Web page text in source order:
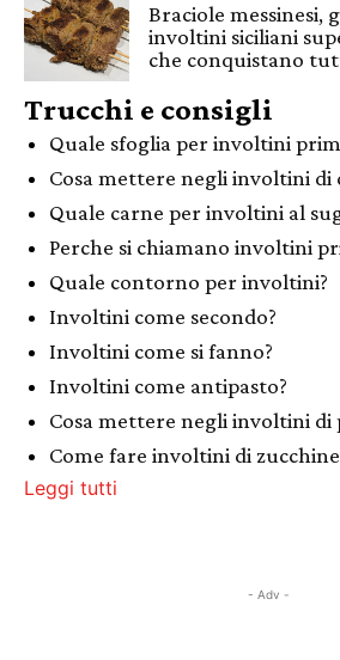
Braciole messinesi,
involtini siciliani
che conquistano
Trucchi e consigli
Quale sfoglia per involtini
Cosa mettere negli involtini di
Quale carne per involtini al
Perche si chiamano involtini
Quale contorno per involtini?
Involtini come secondo?
Involtini come si fanno?
Involtini come antipasto?
Cosa mettere negli involtini di
Come fare involtini di
Leggi tutti
- Adv -